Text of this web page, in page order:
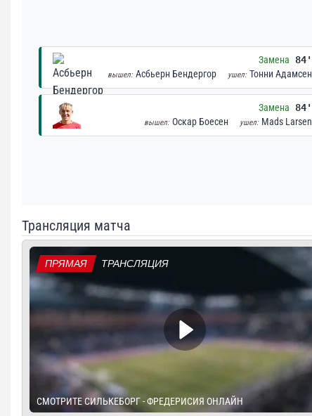
Замена 84'
вышел: Асбьерн Бендергор ушел: Тонни Адамсен
Замена 84'
вышел: Оскар Боесен ушел: Mads Larsen
Трансляция матча
ПРЯМАЯ ТРАНСЛЯЦИЯ
СМОТРИТЕ СИЛЬКЕБОРГ - ФРЕДЕРИСИЯ ОНЛАЙН